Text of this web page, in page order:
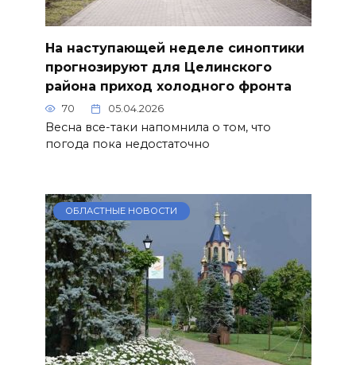
На наступающей неделе синоптики
прогнозируют для Целинского
района приход холодного фронта
70 05.04.2026
Весна все-таки напомнила о том, что
погода пока недостаточно
ОБЛАСТНЫЕ НОВОСТИ